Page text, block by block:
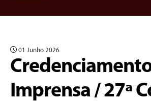
01 Junho 2026
Imprensa / 27ª